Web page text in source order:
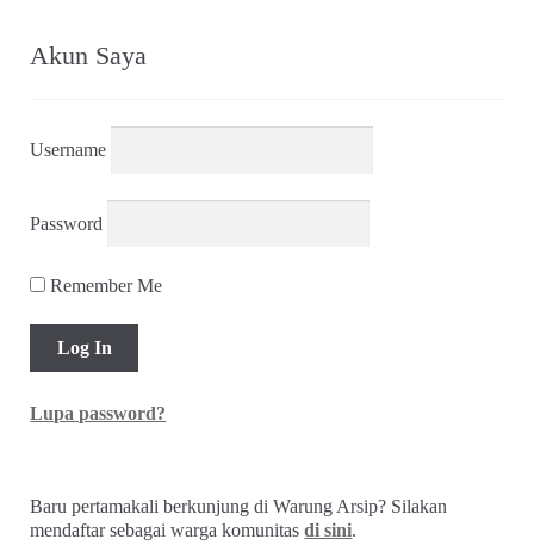
Akun Saya
Username
Password
Remember Me
Lupa password?
Baru pertamakali berkunjung di Warung Arsip? Silakan
mendaftar sebagai warga komunitasdi sini.